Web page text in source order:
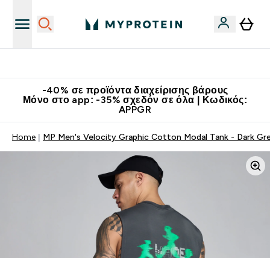
-40% σε προϊόντα διαχείρισης βάρους
Μόνο στο app: -35% σχεδόν σε όλα | Κωδικός:
APPGR
Home MP Men's Velocity Graphic Cotton Modal Tank - Dark